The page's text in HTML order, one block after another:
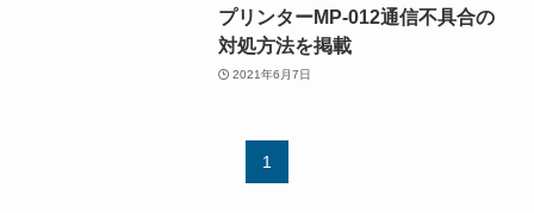
プリンターMP-012通信不具合の
対処方法を掲載
2021年6月7日
1